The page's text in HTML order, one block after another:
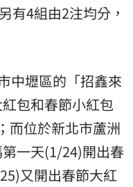
有4組由2注均分，
中壢區的「招鑫來
包和春節小紅包
而位於新北市蘆洲
一天(1/24)開出春
又開出春節大紅